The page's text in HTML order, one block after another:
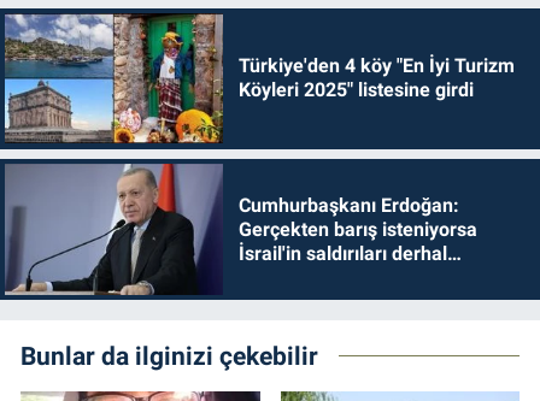
Türkiye'den 4 köy "En İyi Turizm
Köyleri 2025" listesine girdi
Cumhurbaşkanı Erdoğan:
Gerçekten barış isteniyorsa
İsrail'in saldırıları derhal
Bunlar da ilginizi çekebilir